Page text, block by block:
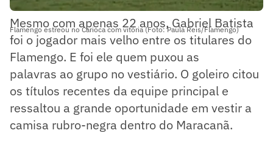
Flamengo estreou no Carioca com vitória (Foto: Paula Reis/Flamengo)
Mesmo com apenas 22 anos, Gabriel Batista
foi o jogador mais velho entre os titulares do
Flamengo. E foi ele quem puxou as
palavras ao grupo no vestiário. O goleiro citou
os títulos recentes da equipe principal e
ressaltou a grande oportunidade em vestir a
camisa rubro-negra dentro do Maracanã.